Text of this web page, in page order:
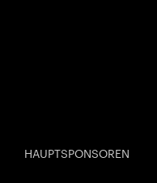
HAUPTSPONSOREN